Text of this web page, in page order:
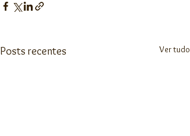
Posts recentes Ver tudo